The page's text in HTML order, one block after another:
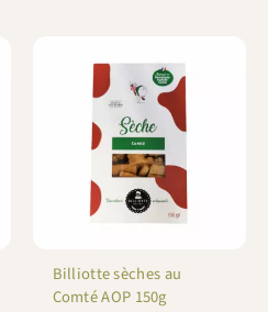
Billiotte sèches au
Comté AOP 150g